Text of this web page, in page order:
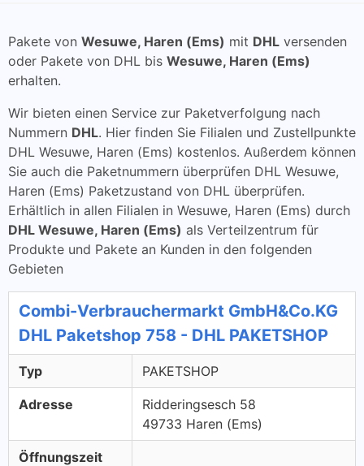
Pakete von Wesuwe, Haren (Ems) mit DHL versenden
oder Pakete von DHL bis Wesuwe, Haren (Ems)
erhalten.
Wir bieten einen Service zur Paketverfolgung nach
Nummern DHL. Hier finden Sie Filialen und Zustellpunkte
DHL Wesuwe, Haren (Ems) kostenlos. Außerdem können
Sie auch die Paketnummern überprüfen DHL Wesuwe,
Haren (Ems) Paketzustand von DHL überprüfen.
Erhältlich in allen Filialen in Wesuwe, Haren (Ems) durch
DHL Wesuwe, Haren (Ems) als Verteilzentrum für
Produkte und Pakete an Kunden in den folgenden
Gebieten
Combi-Verbrauchermarkt GmbH&Co.KG
DHL Paketshop 758 - DHL PAKETSHOP
Typ PAKETSHOP
Adresse
Ridderingsesch 58
49733 Haren (Ems)
Öffnungszeit